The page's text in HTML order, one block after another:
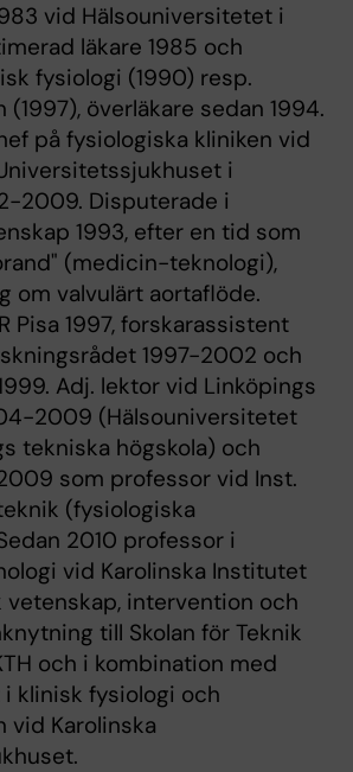
vid Hälsouniversitetet i
läkare 1985 och
fysiologi (1990) resp.
överläkare sedan 1994.
på fysiologiska kliniken vid
i
2009. Disputerade i
1993, efter en tid som
(medicin-teknologi),
om valvulärt aortaflöde.
Pisa 1997, forskarassistent
1997-2002 och
Adj. lektor vid Linköpings
2009 (Hälsouniversitetet
tekniska högskola) och
som professor vid Inst.
(fysiologiska
2010 professor i
vid Karolinska Institutet
vetenskap, intervention och
till Skolan för Teknik
och i kombination med
klinisk fysiologi och
vid Karolinska